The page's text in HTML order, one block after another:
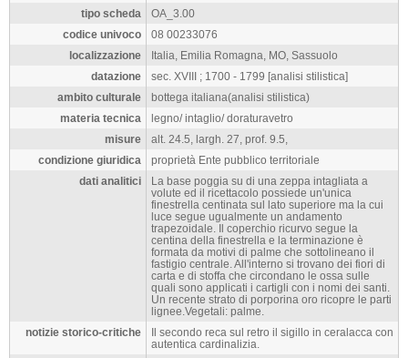
tipo scheda
OA_3.00
codice univoco
08 00233076
localizzazione
Italia, Emilia Romagna, MO, Sassuolo
datazione
sec. XVIII ; 1700 - 1799 [analisi stilistica]
ambito culturale
bottega italiana(analisi stilistica)
materia tecnica
legno/ intaglio/ doraturavetro
misure
alt. 24.5, largh. 27, prof. 9.5,
condizione giuridica
proprietà Ente pubblico territoriale
dati analitici
La base poggia su di una zeppa intagliata a
volute ed il ricettacolo possiede un'unica
finestrella centinata sul lato superiore ma la cui
luce segue ugualmente un andamento
trapezoidale. Il coperchio ricurvo segue la
centina della finestrella e la terminazione è
formata da motivi di palme che sottolineano il
fastigio centrale. All'interno si trovano dei fiori di
carta e di stoffa che circondano le ossa sulle
quali sono applicati i cartigli con i nomi dei santi.
Un recente strato di porporina oro ricopre le parti
lignee.Vegetali: palme.
notizie storico-critiche
Il secondo reca sul retro il sigillo in ceralacca con
autentica cardinalizia.